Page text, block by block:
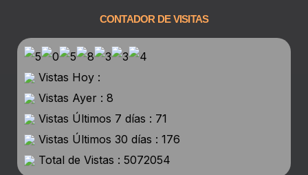
CONTADOR DE VISITAS
Vistas Hoy :
Vistas Ayer : 8
Vistas Últimos 7 días : 71
Vistas Últimos 30 días : 176
Total de Vistas : 5072054